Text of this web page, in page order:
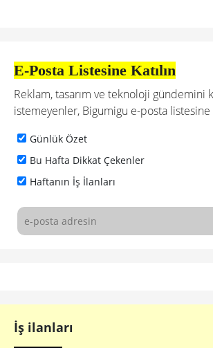
E-Posta Listesine Katılın
Reklam, tasarım ve teknoloji gündemini
istemeyenler, Bigumigu e-posta listesine
Günlük Özet
Bu Hafta Dikkat Çekenler
Haftanın İş İlanları
İş ilanları